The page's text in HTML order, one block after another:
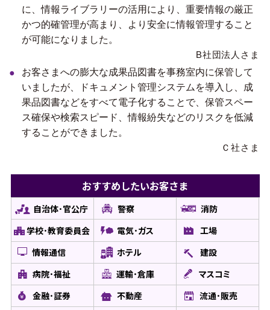
に、情報ライブラリーの活用により、重要情報の厳正
かつ的確管理が高まり、より安全に情報管理すること
が可能になりました。
B社団法人さま
お客さまへの膨大な成果品図書を事務室内に保管して
いましたが、ドキュメント管理システムを導入し、成
果品図書などをすべて電子化することで、保管スペー
ス確保や検索スピード、情報紛失などのリスクを低減
することができました。
Ｃ社さま
おすすめしたいお客さま
自治体･官公庁 警察
消防
学校･教育委員会
電気･ガス
工場
情報通信
ホテル
建設
病院･福祉
運輸･倉庫
マスコミ
金融･証券
不動産
流通･販売